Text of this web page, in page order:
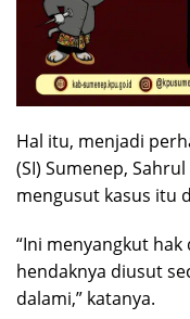
Hal itu, menjadi
(SI) Sumenep,
mengusut kasus itu
“Ini menyangkut
hendaknya diusut
dalami,” katanya.